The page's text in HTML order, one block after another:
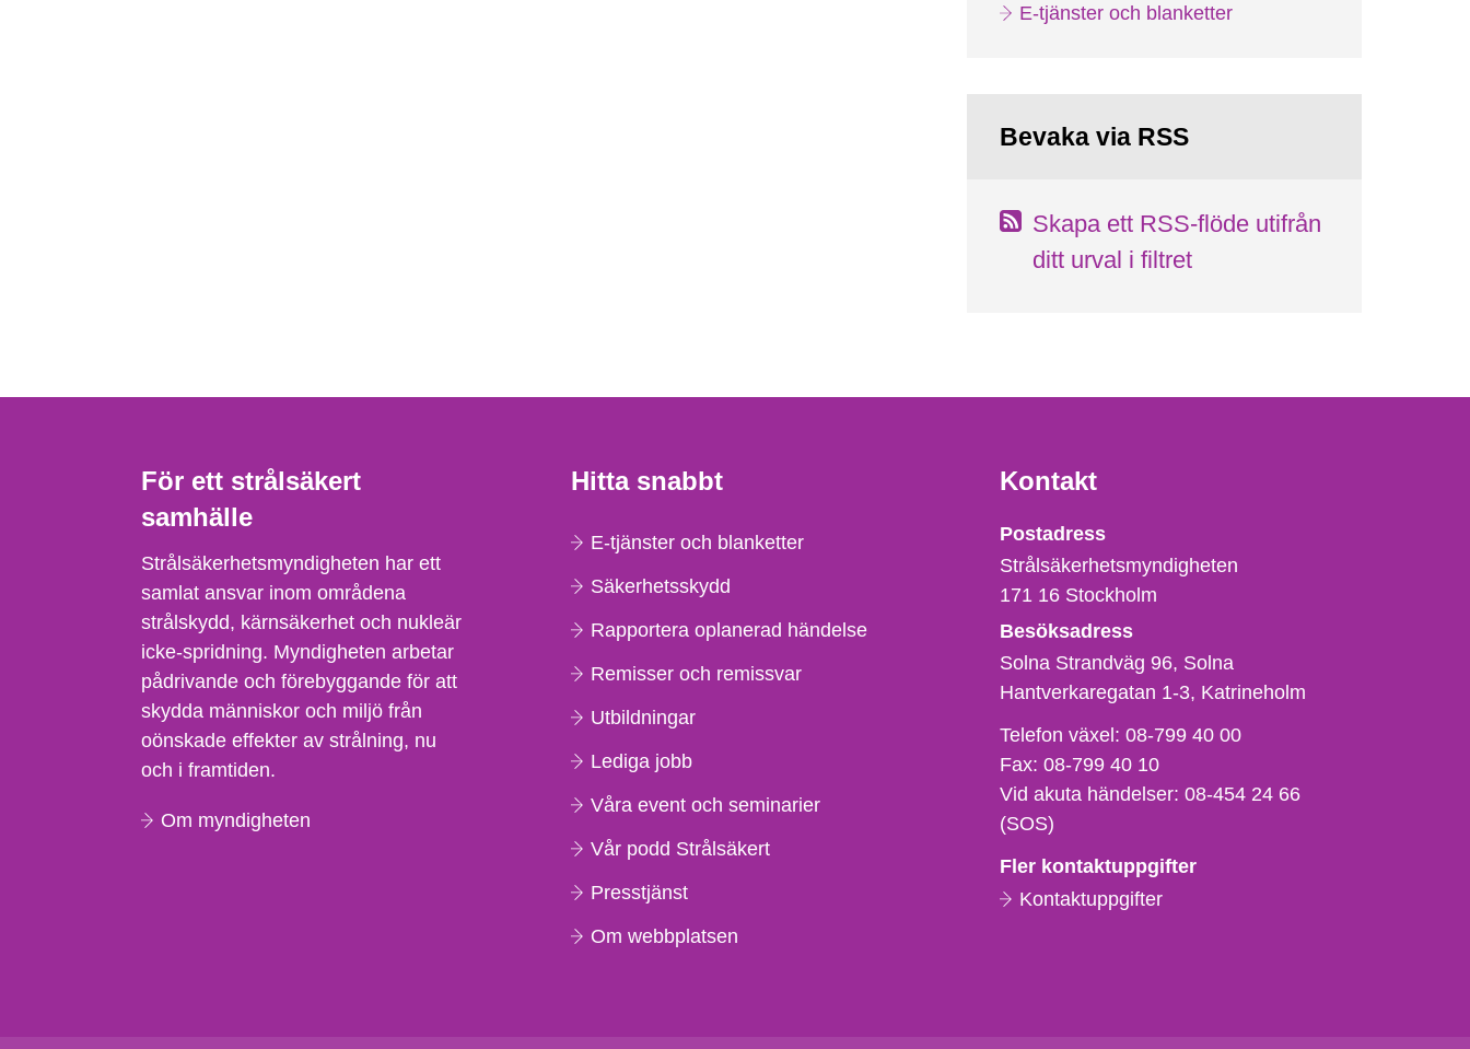
E-tjänster och blanketter
Bevaka via RSS
Skapa ett RSS-flöde utifrån
ditt urval i filtret
För ett strålsäkert
samhälle
Strålsäkerhetsmyndigheten har ett
samlat ansvar inom områdena
strålskydd, kärnsäkerhet och nukleär
icke-spridning. Myndigheten arbetar
pådrivande och förebyggande för att
skydda människor och miljö från
oönskade effekter av strålning, nu
och i framtiden.
Om myndigheten
Hitta snabbt
E-tjänster och blanketter
Säkerhetsskydd
Rapportera oplanerad händelse
Remisser och remissvar
Utbildningar
Lediga jobb
Våra event och seminarier
Vår podd Strålsäkert
Presstjänst
Om webbplatsen
Kontakt
Strålsäkerhetsmyndigheten
Postadress
Strålsäkerhetsmyndigheten
171 16 Stockholm
Besöksadress
Solna Strandväg 96, Solna
Hantverkaregatan 1-3 Katrineholm
Telefon,
fax
och
e-
Telefon växel:08-799 40 00
Fax:08-799 40 10
Vid akuta händelser:08-454 24 66
(SOS)
Fler kontaktuppgifter
Kontaktuppgifter